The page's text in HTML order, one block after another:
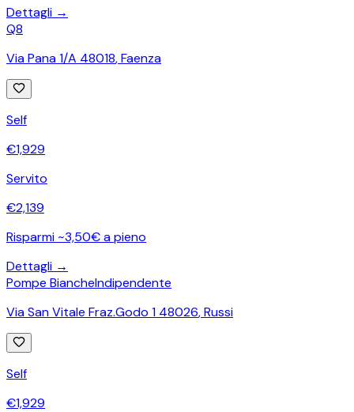
Dettagli →
Q8
Via Pana 1/A 48018,Faenza
Self
€1,929
Servito
€2,139
Risparmi ~3,50€ a pieno
Dettagli →
Pompe BiancheIndipendente
Via San Vitale Fraz.Godo 1 48026,Russi
Self
€1,929